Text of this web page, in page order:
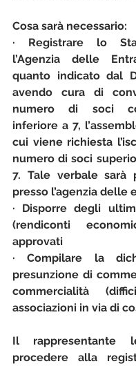
Cosa sarà necessario:
· Registrare lo
l’Agenzia delle
quanto indicato dal
avendo cura di
numero di soci
inferiore a 7,
cui viene richiesta
numero di soci
7. Tale verbale sarà
presso l’agenzia delle
· Disporre degli
(rendiconti
approvati
· Compilare la
presunzione di
commercialità
associazioni in via di
Il rappresentante
procedere alla